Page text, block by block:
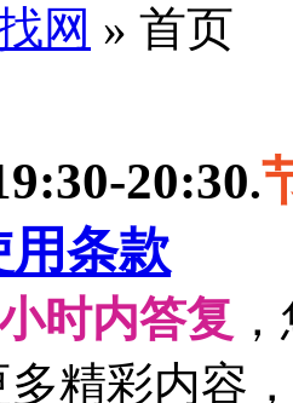
网 » 首页
20:30.
条款
时内答复
多精彩内容